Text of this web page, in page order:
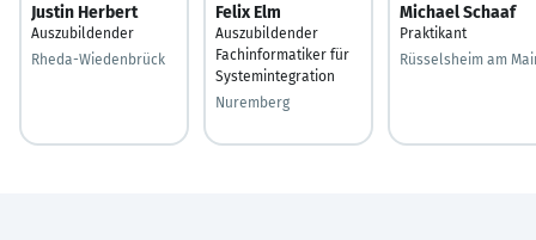
Justin Herbert
Auszubildender
Rheda-Wiedenbrück
Felix Elm
Auszubildender
Fachinformatiker für
Systemintegration
Nuremberg
Michael Schaaf
Praktikant
Rüsselsheim am